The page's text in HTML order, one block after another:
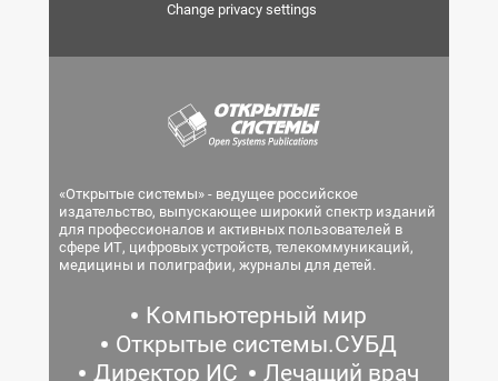
Change privacy settings
«Открытые системы» - ведущее российское
издательство, выпускающее широкий спектр изданий
для профессионалов и активных пользователей в
сфере ИТ, цифровых устройств, телекоммуникаций,
медицины и полиграфии, журналы для детей.
Компьютерный мир
Открытые системы.СУБД
Директор ИС
Лечащий врач